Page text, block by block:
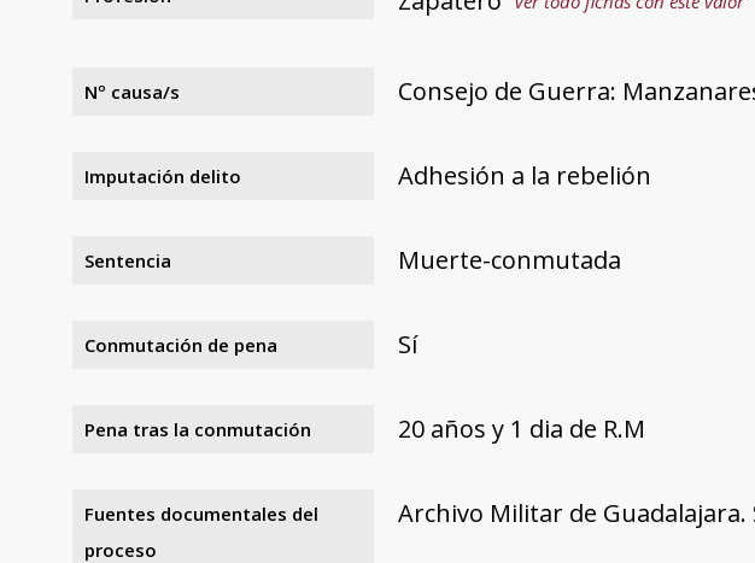
Nº causa/s Consejo de Guerra:
Imputación delito Adhesión a la rebelión
Sentencia Muerte-conmutada
Conmutación de pena Sí
Pena tras la conmutación 20 años y 1 dia de R.M
Fuentes documentales del
proceso
Archivo Militar de Guadalajara.